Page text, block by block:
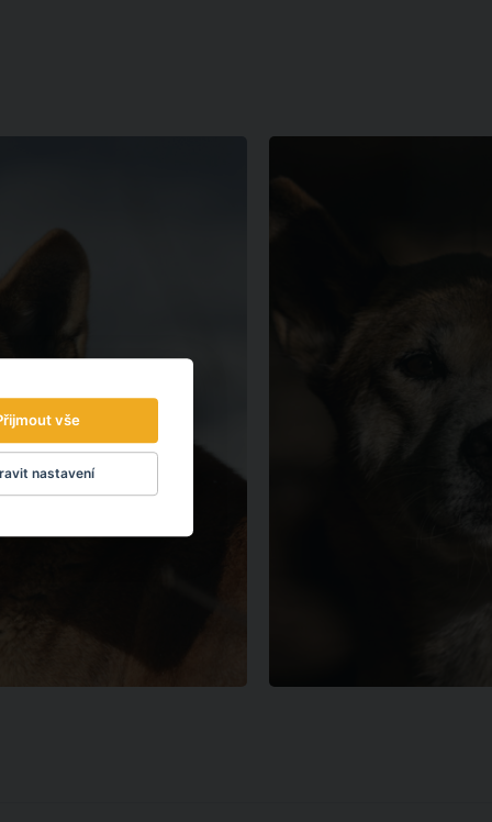
vše
nastavení